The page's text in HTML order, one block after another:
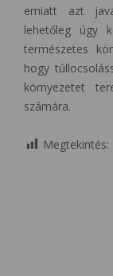
emiatt azt
lehetőleg úgy
természetes
hogy
környezetet
számára.
Megtekintés: